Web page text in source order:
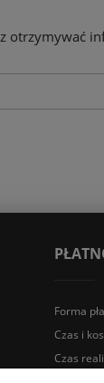
otrzymywać
Forma
Czas i
Czas